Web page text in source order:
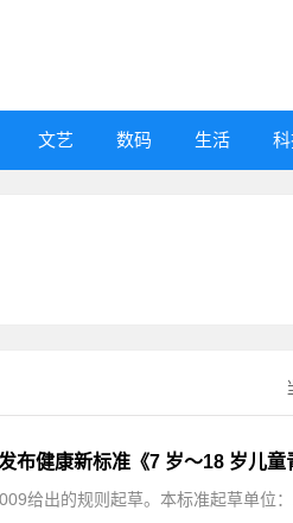
文艺 数码 生活
给出的规则起草。本标准起草单位